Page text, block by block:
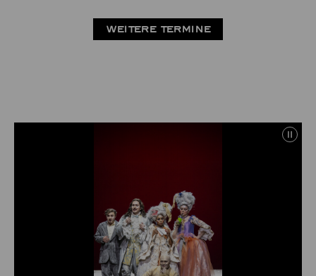
WEITERE TERMINE